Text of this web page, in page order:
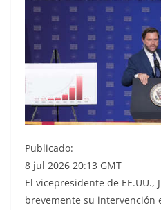
Publicado:
8 jul 2026 20:13 GMT
El vicepresidente de EE.UU.,
brevemente su intervención